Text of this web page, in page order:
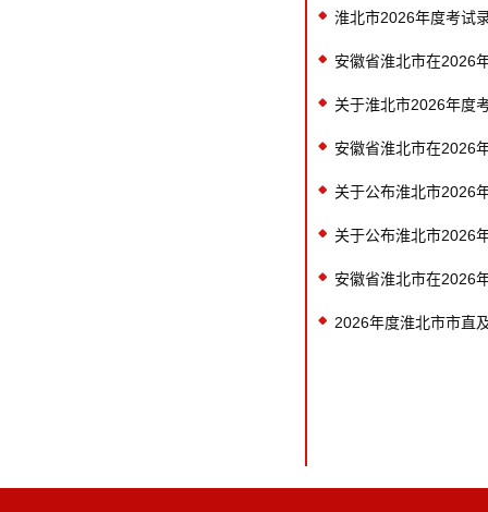
淮北市2026年度考试
安徽省淮北市在2026
关于淮北市2026年度
安徽省淮北市在2026
关于公布淮北市2026
关于公布淮北市2026
安徽省淮北市在2026
2026年度淮北市市直